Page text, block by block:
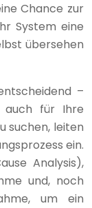
Chance zur
System eine
übersehen
–
auch für Ihre
suchen, leiten
ein.
Analysis),
und, noch
um ein